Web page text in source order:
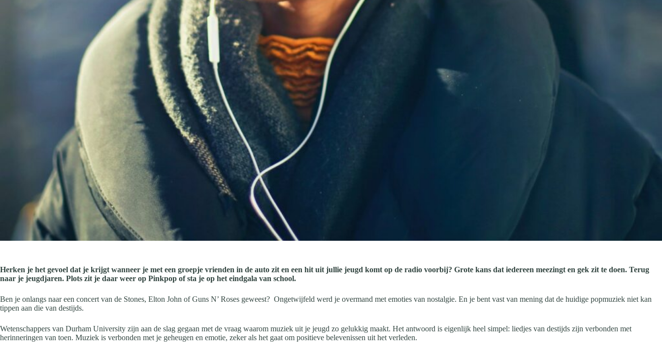
Herken je het gevoel dat je krijgt wanneer je met een groepje vrienden in de auto zit en een hit uit jullie jeugd komt op de radio voorbij? Grote kans dat iedereen meezingt en gek zit te doen. Terug
naar je jeugdjaren. Plots zit je daar weer op Pinkpop of sta je op het eindgala van school.
Ben je onlangs naar een concert van de Stones, Elton John of Guns N’ Roses geweest? Ongetwijfeld werd je overmand met emoties van nostalgie. En je bent vast van mening dat de huidige popmuziek niet kan
tippen aan die van destijds.
Wetenschappers van Durham University zijn aan de slag gegaan met de vraag waarom muziek uit je jeugd zo gelukkig maakt. Het antwoord is eigenlijk heel simpel: liedjes van destijds zijn verbonden met
herinneringen van toen. Muziek is verbonden met je geheugen en emotie, zeker als het gaat om positieve belevenissen uit het verleden.